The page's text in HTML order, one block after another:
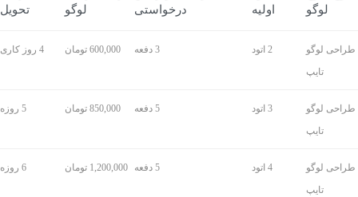
لوگو
اولیه
درخواستی
لوگو
تحویل
طراحی لوگو
تایپ
2 اتود 3 دفعه 600,000 تومان 4 روز کاری
طراحی لوگو
تایپ
3 اتود 5 دفعه 850,000 تومان 5 روزه
طراحی لوگو
تایپ
4 اتود 5 دفعه 1,200,000 تومان 6 روزه